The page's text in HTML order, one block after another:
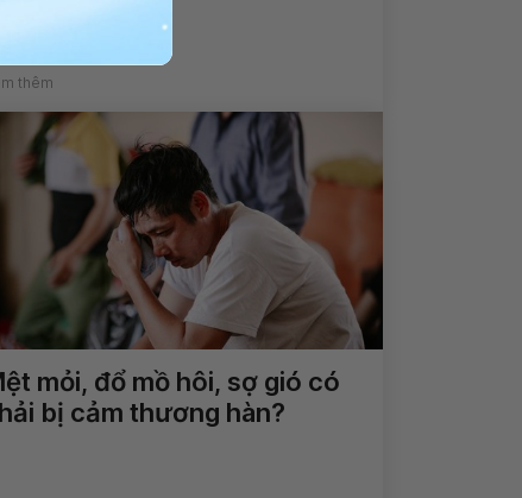
thêm
mỏi, đổ mồ hôi, sợ gió có
bị cảm thương hàn?